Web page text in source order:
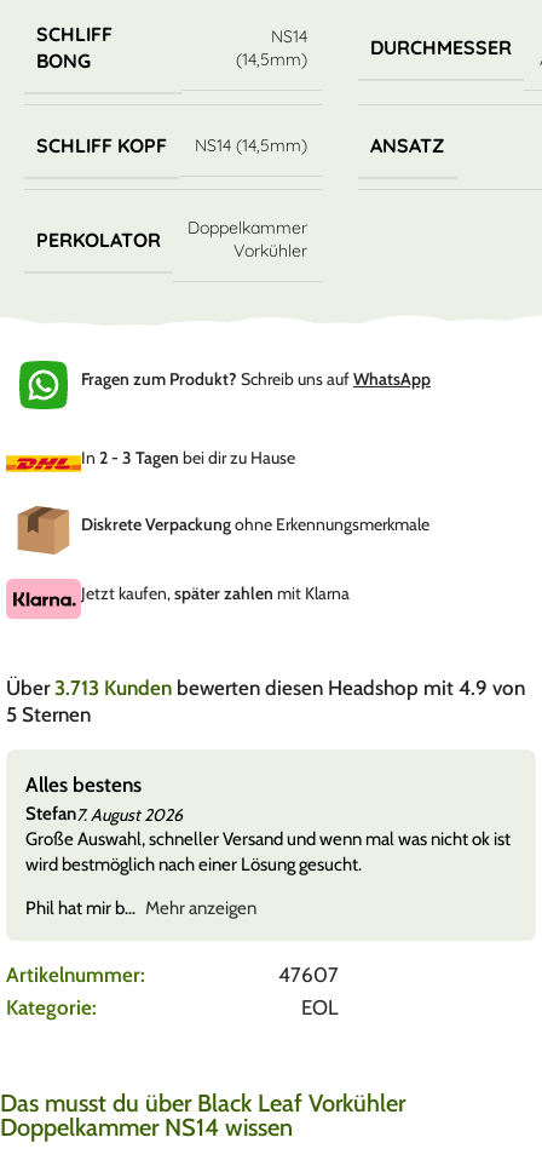
SCHLIFF
BONG
NS14
(14,5mm)
DURCHMESSER
SCHLIFF KOPF NS14 (14,5mm) ANSATZ
PERKOLATOR
Doppelkammer
Vorkühler
Fragen zum Produkt? Schreib uns aufWhatsApp
In 2 - 3 Tagen bei dir zu Hause
Diskrete Verpackungohne Erkennungsmerkmale
Jetzt kaufen,später zahlen mit Klarna
Über3.713 Kunden bewerten diesen Headshop mit 4.9 von
5 Sternen
Alles bestens
Stefan7. August 2026
Große Auswahl, schneller Versand und wenn mal was nicht ok ist
wird bestmöglich nach einer Lösung gesucht.
Phil hat mir b
Mehr anzeigen
Artikelnummer:
47607
Kategorie:
EOL
Das musst du über Black Leaf Vorkühler
Doppelkammer NS14 wissen